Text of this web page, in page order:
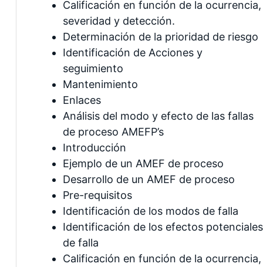
Calificación en función de la ocurrencia,
severidad y detección.
Determinación de la prioridad de riesgo
Identificación de Acciones y
seguimiento
Mantenimiento
Enlaces
Análisis del modo y efecto de las fallas
de proceso AMEFP’s
Introducción
Ejemplo de un AMEF de proceso
Desarrollo de un AMEF de proceso
Pre-requisitos
Identificación de los modos de falla
Identificación de los efectos potenciales
de falla
Calificación en función de la ocurrencia,